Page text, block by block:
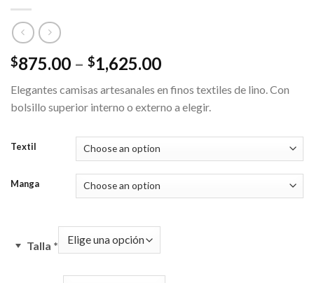
$875.00 – $1,625.00
Elegantes camisas artesanales en finos textiles de lino. Con
bolsillo superior interno o externo a elegir.
Textil
Manga
Talla *